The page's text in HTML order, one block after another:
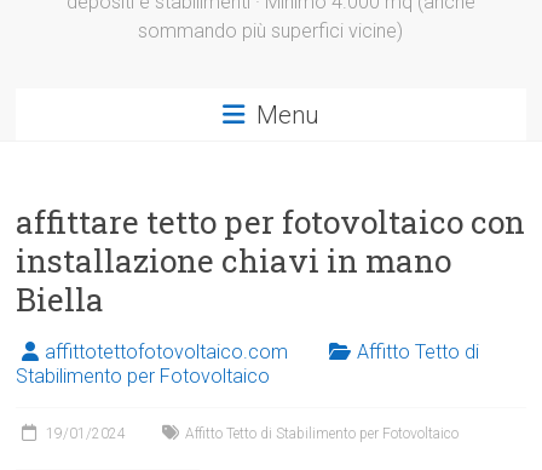
sommando più superfici vicine)
Menu
affittare tetto per fotovoltaico con
installazione chiavi in mano
Biella
affittotettofotovoltaico.com
Affitto Tetto di
Stabilimento per Fotovoltaico
19/01/2024 Affitto Tetto di Stabilimento per Fotovoltaico